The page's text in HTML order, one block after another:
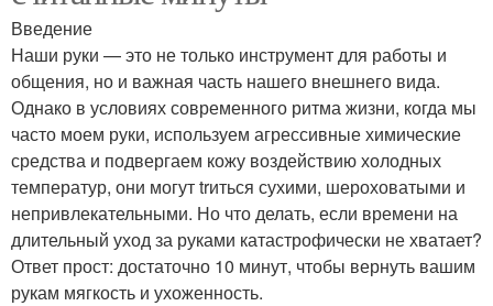
Введение
Наши руки — это не только инструмент для работы и
общения, но и важная часть нашего внешнего вида.
Однако в условиях современного ритма жизни, когда мы
часто моем руки, используем агрессивные химические
средства и подвергаем кожу воздействию холодных
температур, они могут trиться сухими, шероховатыми и
непривлекательными. Но что делать, если времени на
длительный уход за руками катастрофически не хватает?
Ответ прост: достаточно 10 минут, чтобы вернуть вашим
рукам мягкость и ухоженность.